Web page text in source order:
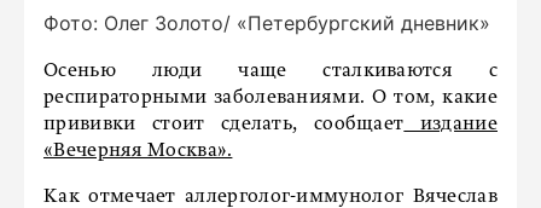
Фото: Олег Золото/ «Петербургский дневник»
Осенью люди чаще сталкиваются с
респираторными заболеваниями. О том, какие
прививки стоит сделать, сообщает издание
«Вечерняя Москва».
Как отмечает аллерголог-иммунолог Вячеслав